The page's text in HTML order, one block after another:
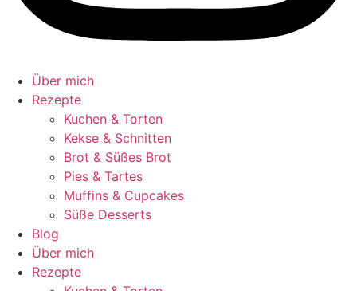
Über mich
Rezepte
Kuchen & Torten
Kekse & Schnitten
Brot & Süßes Brot
Pies & Tartes
Muffins & Cupcakes
Süße Desserts
Blog
Über mich
Rezepte